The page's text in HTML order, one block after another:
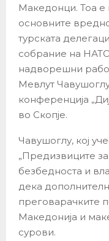
Македонци. Тоа е
основните
турската
собрание на
надворешни
Мевлут
конференција
во Скопје.
Чавушоглу, кој
„Предизвиците
безбедноста и
дека
преговарачките
Македонија и
сурови.